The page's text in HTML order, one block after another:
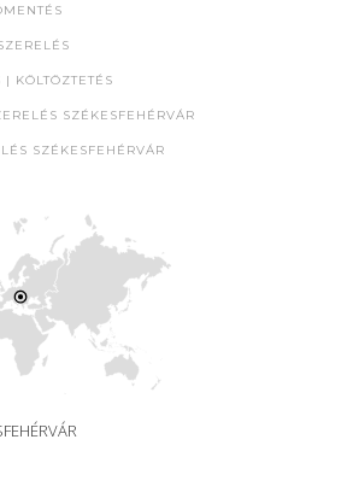
| KÖLTÖZTETÉS
SZÉKESFEHÉRVÁR
SZÉKESFEHÉRVÁR